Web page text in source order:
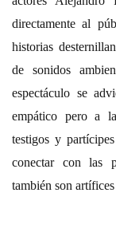
directamente al
historias
de sonidos
espectáculo se
empático pero a
testigos y
conectar con las
también son